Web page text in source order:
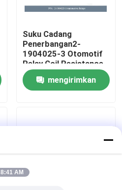
Suku Cadang
Penerbangan2-
1904025-3 Otomotif
Relay Coil Resistance
255 Ohm
mengirimkan
8:41 AM